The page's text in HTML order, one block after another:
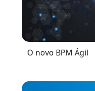
O novo BPM Ágil